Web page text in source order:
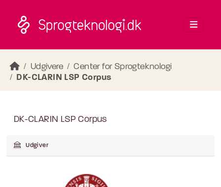
Udgivere
Center for Sprogteknologi
DK-CLARIN LSP Corpus
DK-CLARIN LSP Corpus
Udgiver